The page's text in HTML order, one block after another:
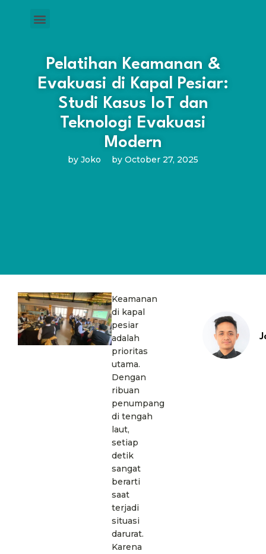
Pelatihan Keamanan &
Evakuasi di Kapal Pesiar:
Studi Kasus IoT dan
Teknologi Evakuasi
Modern
by Joko by October 27, 2025
Keamanan
di kapal
pesiar
adalah
prioritas
utama.
Dengan
ribuan
penumpang
di tengah
laut,
setiap
detik
sangat
berarti
saat
terjadi
situasi
darurat.
Karena